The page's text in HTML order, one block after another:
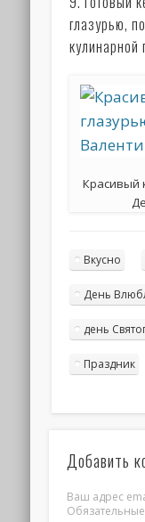
глазурью,
кулинарной
Красивый
Вкусно
День
день
Праздник
Добавить
Ваш адрес